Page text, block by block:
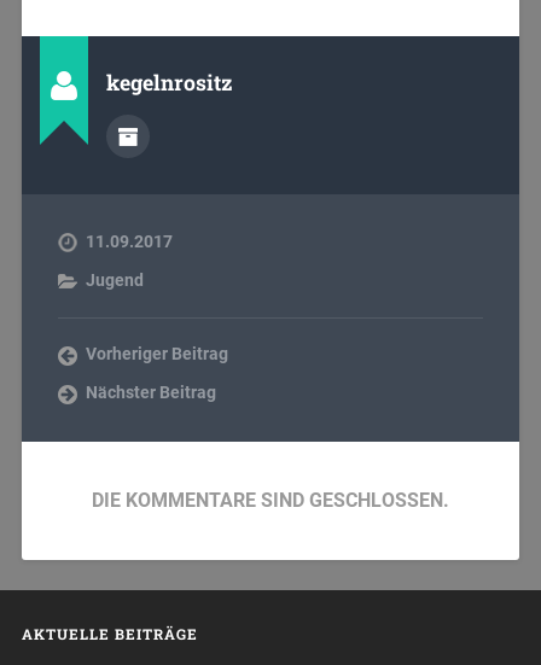
kegelnrositz
11.09.2017
Jugend
Vorheriger Beitrag
Nächster Beitrag
DIE KOMMENTARE SIND GESCHLOSSEN.
AKTUELLE BEITRÄGE